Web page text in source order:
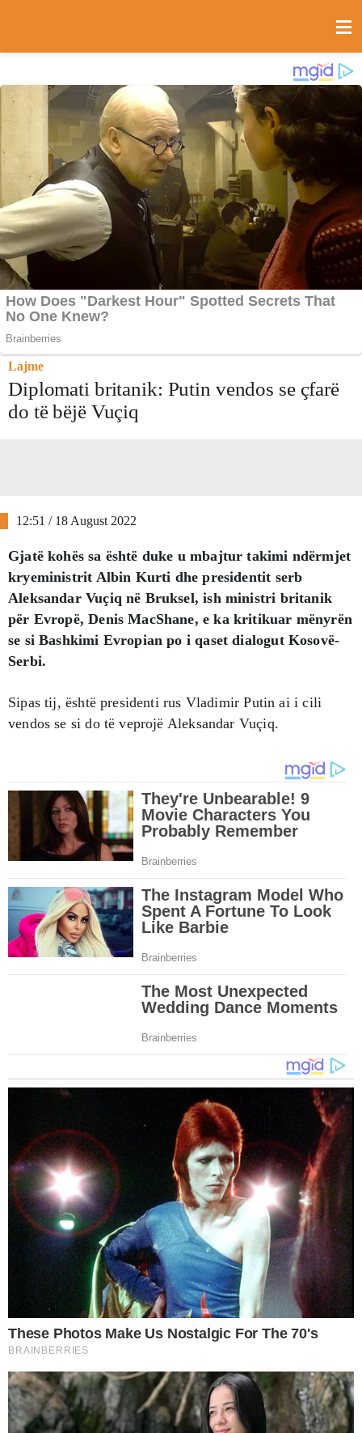
Lajme
Diplomati britanik: Putin vendos se çfarë
do të bëjë Vuçiq
12:51 / 18 August 2022
Gjatë kohës sa është duke u mbajtur takimi ndërmjet
kryeministrit Albin Kurti dhe presidentit serb
Aleksandar Vuçiq në Bruksel, ish ministri britanik
për Evropë, Denis MacShane, e ka kritikuar mënyrën
se si Bashkimi Evropian po i qaset dialogut Kosovë-
Serbi.
Sipas tij, është presidenti rus Vladimir Putin ai i cili
vendos se si do të veprojë Aleksandar Vuçiq.